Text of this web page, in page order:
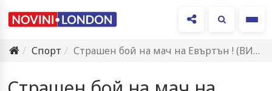
Спорт
Страшен бой на мач на Евъртън ! (ВИДЕО)